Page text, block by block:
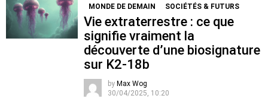
MONDE DE DEMAIN
SOCIÉTÉS & FUTURS
Vie extraterrestre : ce que
signifie vraiment la
découverte d’une biosignature
sur K2-18b
by Max Wog
30/04/2025, 10:20